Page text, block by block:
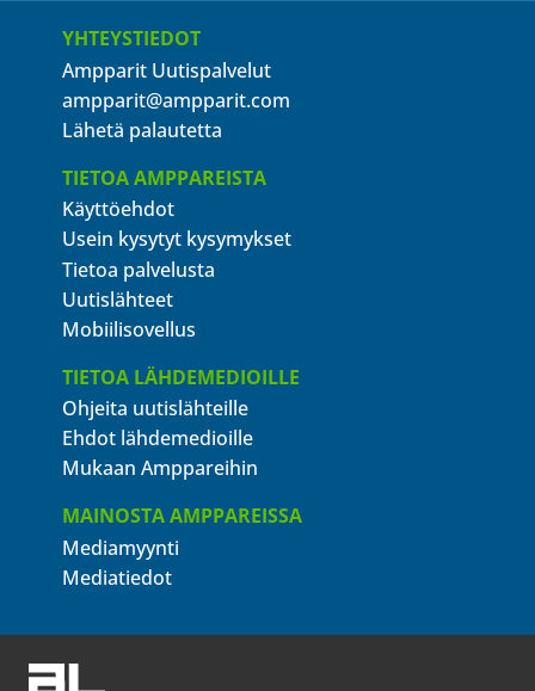
YHTEYSTIEDOT
Ampparit Uutispalvelut
ampparit@ampparit.com
Lähetä palautetta
TIETOA AMPPAREISTA
Käyttöehdot
Usein kysytyt kysymykset
Tietoa palvelusta
Uutislähteet
Mobiilisovellus
TIETOA LÄHDEMEDIOILLE
Ohjeita uutislähteille
Ehdot lähdemedioille
Mukaan Amppareihin
MAINOSTA AMPPAREISSA
Mediamyynti
Mediatiedot